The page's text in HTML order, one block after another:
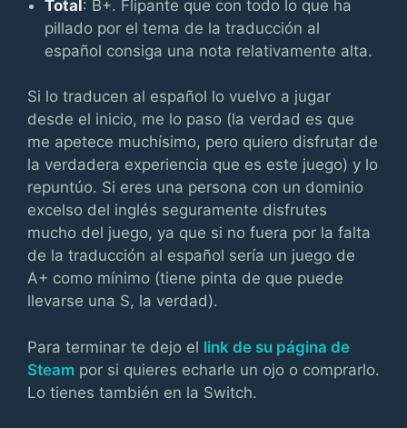
Total: B+. Flipante que con todo lo que ha
pillado por el tema de la traducción al
español consiga una nota relativamente alta.
Si lo traducen al español lo vuelvo a jugar
desde el inicio, me lo paso (la verdad es que
me apetece muchísimo, pero quiero disfrutar de
la verdadera experiencia que es este juego) y lo
repuntúo. Si eres una persona con un dominio
excelso del inglés seguramente disfrutes
mucho del juego, ya que si no fuera por la falta
de la traducción al español sería un juego de
A+ como mínimo (tiene pinta de que puede
llevarse una S, la verdad).
Para terminar te dejo el link de su página de
Steam por si quieres echarle un ojo o comprarlo.
Lo tienes también en la Switch.